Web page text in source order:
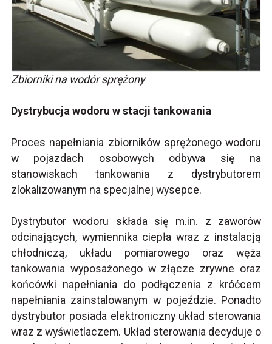
Zbiorniki na wodór sprężony
Dystrybucja wodoru w stacji tankowania
Proces napełniania zbiorników sprężonego wodoru
w pojazdach osobowych odbywa się na
stanowiskach tankowania z dystrybutorem
zlokalizowanym na specjalnej wysepce.
Dystrybutor wodoru składa się m.in. z zaworów
odcinających, wymiennika ciepła wraz z instalacją
chłodniczą, układu pomiarowego oraz węża
tankowania wyposażonego w złącze zrywne oraz
końcówki napełniania do podłączenia z króćcem
napełniania zainstalowanym w pojeździe. Ponadto
dystrybutor posiada elektroniczny układ sterowania
wraz z wyświetlaczem. Układ sterowania decyduje o